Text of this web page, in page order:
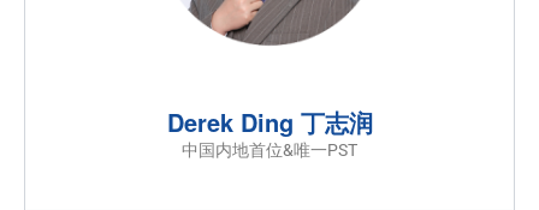
Derek Ding 丁志润
中国内地首位&唯一PST